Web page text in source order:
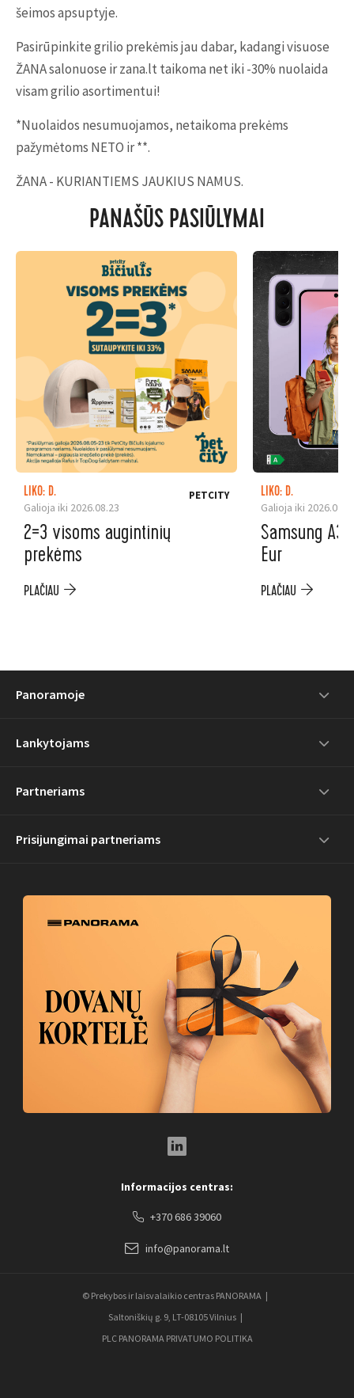
šeimos apsuptyje.
Pasirūpinkite grilio prekėmis jau dabar, kadangi visuose
ŽANA salonuose ir zana.lt taikoma net iki -30% nuolaida
visam grilio asortimentui!
*Nuolaidos nesumuojamos, netaikoma prekėms
pažymėtoms NETO ir **.
ŽANA - KURIANTIEMS JAUKIUS NAMUS.
PANAŠŪS PASIŪLYMAI
LIKO: D.
Galioja iki 2026.08.23
PETCITY
2=3 visoms augintinių
prekėms
PLAČIAU
LIKO: D.
Galioja iki
Samsung
Eur
PLAČIAU
Panoramoje
Lankytojams
Partneriams
Prisijungimai partneriams
Informacijos centras:
+370 686 39060
info@panorama.lt
© Prekybos ir laisvalaikio centras PANORAMA
Saltoniškių g. 9, LT-08105 Vilnius
PLC PANORAMA PRIVATUMO POLITIKA